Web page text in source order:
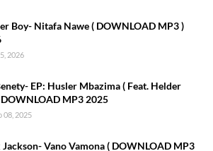
Boy- Nitafa Nawe ( DOWNLOAD MP3 )
2026
EP: Husler Mbazima ( Feat. Helder
DOWNLOAD MP3 2025
08, 2025
Jackson- Vano Vamona ( DOWNLOAD MP3